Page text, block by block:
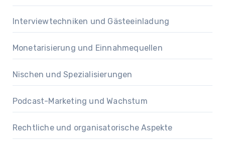
Interviewtechniken und Gästeeinladung
Monetarisierung und Einnahmequellen
Nischen und Spezialisierungen
Podcast-Marketing und Wachstum
Rechtliche und organisatorische Aspekte